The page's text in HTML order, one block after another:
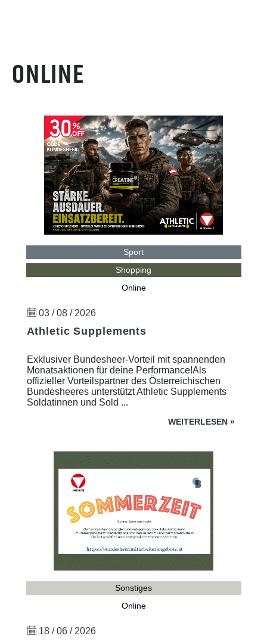
ONLINE
Sport
Shopping
Online
03 / 08 / 2026
Athletic Supplements
Exklusiver Bundesheer-Vorteil mit spannenden
Monatsaktionen für deine Performance!Als
offizieller Vorteilspartner des Österreichischen
Bundesheeres unterstützt Athletic Supplements
Soldatinnen und Sold ...
WEITERLESEN »
Sonstiges
Online
18 / 06 / 2026